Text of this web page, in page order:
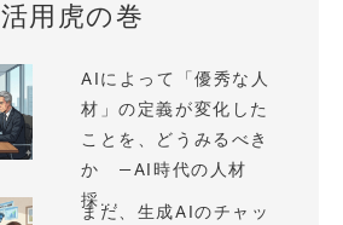
用虎の巻
AIによって「優秀な人
材」の定義が変化した
ことを、どうみるべき
か —AI時代の人材
採...
まだ、生成AIのチャッ